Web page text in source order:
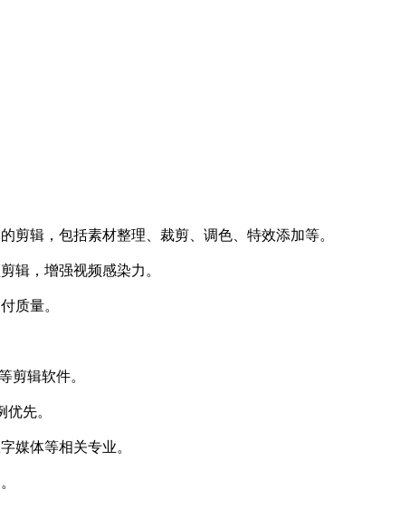
剪辑，包括素材整理、裁剪、调色、特效添加等。
辑，增强视频感染力。
质量。
剪辑软件。
先。
媒体等相关专业。